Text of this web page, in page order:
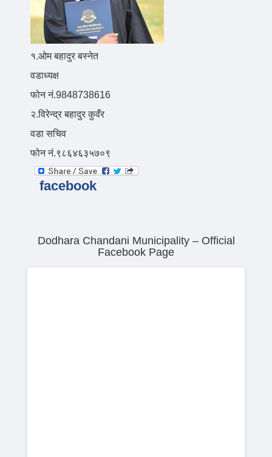
१.ओम बहादुर बस्नेत
वडाध्यक्ष
फोन नं.9848738616
२.विरेन्द्र बहादुर कुवँर
वडा सचिव
फोन नं.९८६४६३५७०९
facebook
Dodhara Chandani Municipality – Official
Facebook Page